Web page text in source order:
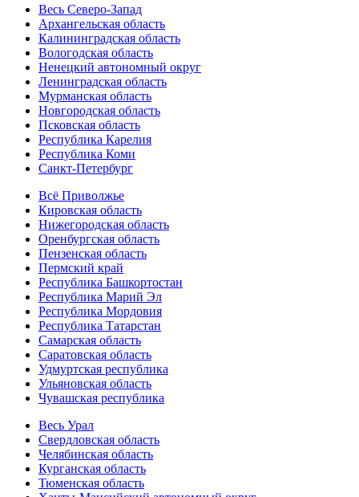
Весь Северо-Запад
Архангельская область
Калининградская область
Вологодская область
Ненецкий автономный округ
Ленинградская область
Мурманская область
Новгородская область
Псковская область
Республика Карелия
Республика Коми
Санкт-Петербург
Всё Приволжье
Кировская область
Нижегородская область
Оренбургская область
Пензенская область
Пермский край
Республика Башкортостан
Республика Марий Эл
Республика Мордовия
Республика Татарстан
Самарская область
Саратовская область
Удмуртская республика
Ульяновская область
Чувашская республика
Весь Урал
Свердловская область
Челябинская область
Курганская область
Тюменская область